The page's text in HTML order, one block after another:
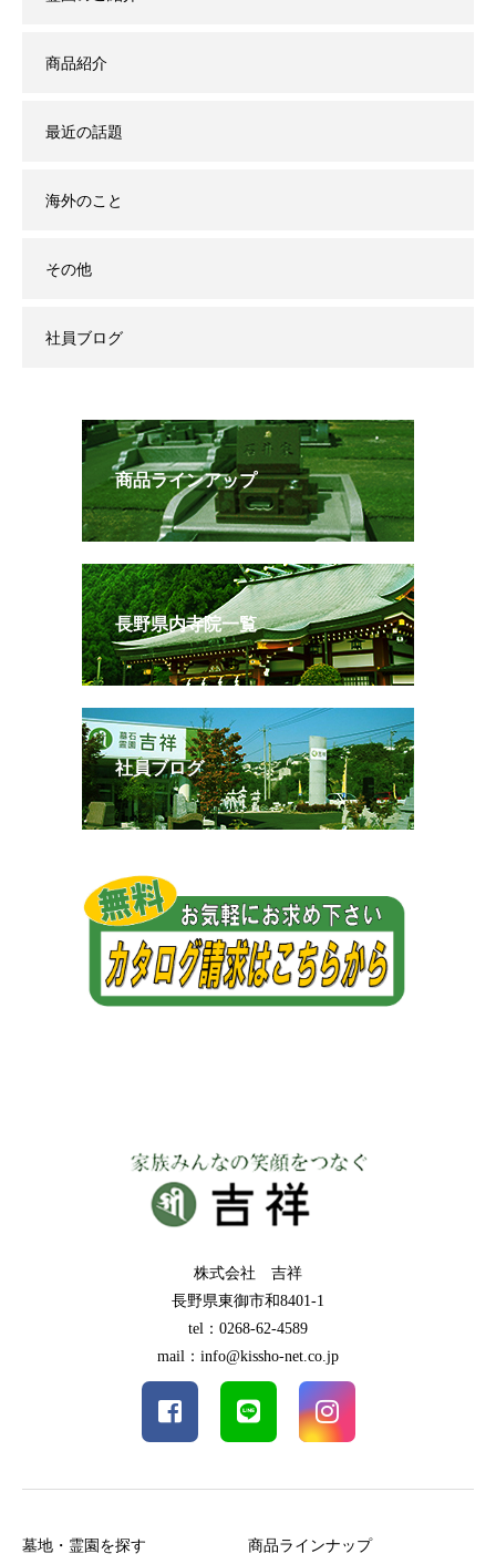
商品紹介
最近の話題
海外のこと
その他
社員ブログ
商品ラインアップ
長野県内寺院一覧
社員ブログ
株式会社 吉祥
長野県東御市和8401-1
tel：0268-62-4589
mail：info@kissho-net.co.jp
墓地・霊園を探す 商品ラインナップ